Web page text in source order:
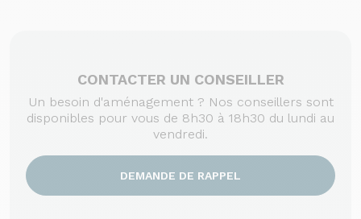
CONTACTER UN CONSEILLER
Un besoin d'aménagement ? Nos conseillers sont
disponibles pour vous de 8h30 à 18h30 du lundi au
vendredi.
DEMANDE DE RAPPEL